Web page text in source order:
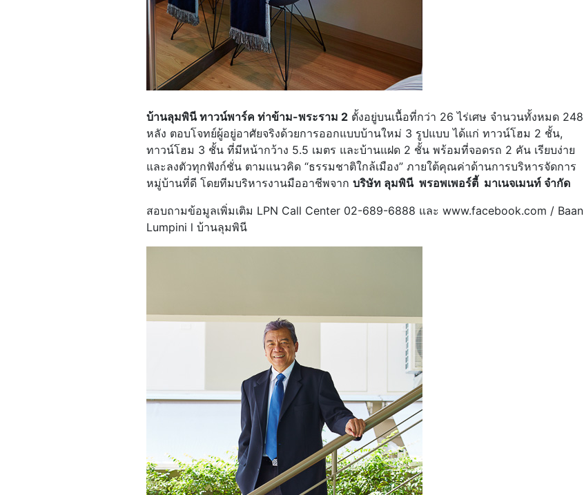
บ้านลุมพินี ทาวน์พาร์ค ท่าข้าม-พระราม 2 ตั้งอยู่บนเนื้อที่กว่า 26 ไร่เศษ จำนวนทั้งหมด 248
หลัง ตอบโจทย์ผู้อยู่อาศัยจริงด้วยการออกแบบบ้านใหม่ 3 รูปแบบ ได้แก่ ทาวน์โฮม 2 ชั้น,
ทาวน์โฮม 3 ชั้น ที่มีหน้ากว้าง 5.5 เมตร และบ้านแฝด 2 ชั้น พร้อมที่จอดรถ 2 คัน เรียบง่าย
และลงตัวทุกฟังก์ชั่น ตามแนวคิด “ธรรมชาติใกล้เมือง” ภายใต้คุณค่าด้านการบริหารจัดการ
หมู่บ้านที่ดี โดยทีมบริหารงานมืออาชีพจาก บริษัท ลุมพินี พรอพเพอร์ตี้ มาเนจเมนท์ จำกัด
สอบถามข้อมูลเพิ่มเติม LPN Call Center 02-689-6888 และ www.facebook.com / Baan
Lumpini l บ้านลุมพินี